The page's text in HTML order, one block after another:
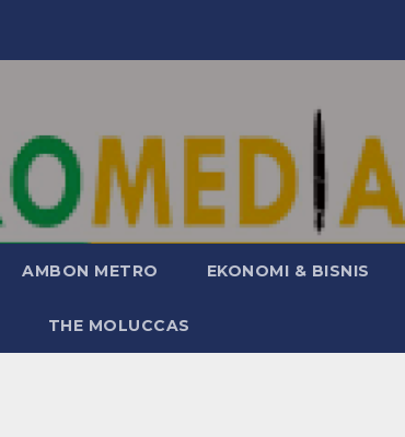
AMBON METRO EKONOMI & BISNIS
THE MOLUCCAS